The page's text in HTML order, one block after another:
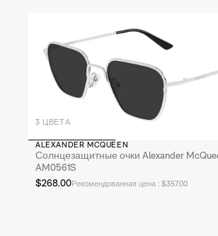
3 ЦВЕТА
ALEXANDER MCQUEEN
Солнцезащитные очки Alexander
AM0561S
$268.00Рекомендованная цена : $357.00